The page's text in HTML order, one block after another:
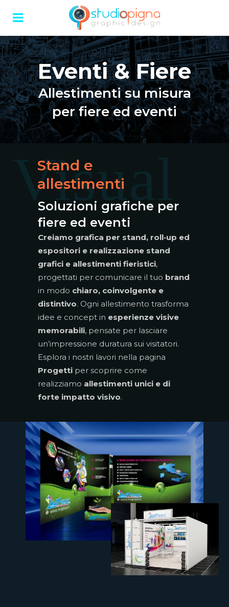
Eventi & Fiere
Allestimenti su misura
per fiere ed eventi
Visual
Stand e
allestimenti
Soluzioni grafiche per
fiere ed eventi
Creiamo grafica per stand, roll‑up ed
espositori e realizzazione stand
grafici e allestimenti fieristici,
progettati per comunicare il tuo brand
in modo chiaro, coinvolgente e
distintivo. Ogni allestimento trasforma
idee e concept in esperienze visive
memorabili, pensate per lasciare
un’impressione duratura sui visitatori.
Esplora i nostri lavori nella pagina
Progetti per scoprire come
realizziamo allestimenti unici e di
forte impatto visivo.